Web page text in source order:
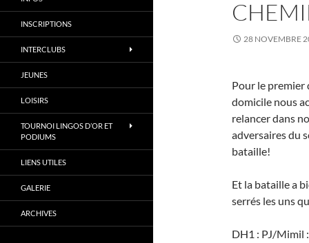
28 NOVEMBRE
Pour le premier
domicile nous
relancer dans
adversaires du
bataille!
Et la bataille a
serrés les uns
DH1 : PJ/Mimil
INSCRIPTIONS
INTERCLUBS
JEUNES
LOISIRS
TOURNOI LINGOS D’OR ET
PODIUMS
LIENS UTILES
GALERIE
ARCHIVES